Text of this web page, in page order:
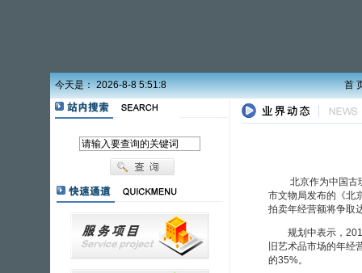
今天是： 2026-8-8 5:51:8 首
北京作为中国古玩
市文物局发布的《北
拍卖年经营额将争取
规划中表示，2010
旧艺术品市场的年
的35%。